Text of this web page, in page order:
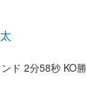
ド 2分58秒 KO